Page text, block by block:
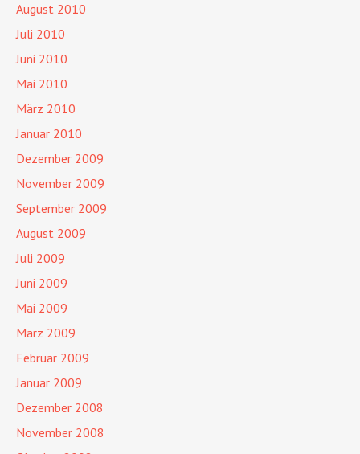
August 2010
Juli 2010
Juni 2010
Mai 2010
März 2010
Januar 2010
Dezember 2009
November 2009
September 2009
August 2009
Juli 2009
Juni 2009
Mai 2009
März 2009
Februar 2009
Januar 2009
Dezember 2008
November 2008